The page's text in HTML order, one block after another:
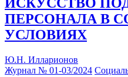
ПЕРСОНАЛА В
УСЛОВИЯХ
Ю.Н. Илларионов
Журнал № 01-03/2024